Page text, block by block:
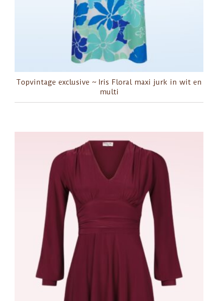
Topvintage exclusive ~ Iris Floral maxi jurk in wit en
multi